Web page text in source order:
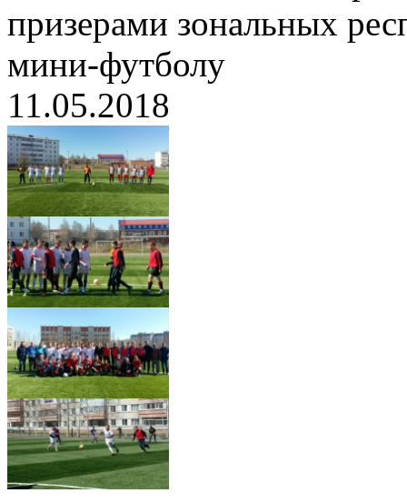
призерами зональных
мини-футболу
11.05.2018